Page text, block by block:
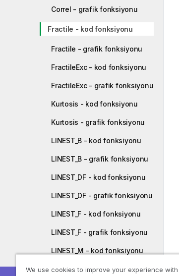
Correl - grafik fonksiyonu
Fractile - kod fonksiyonu
Fractile - grafik fonksiyonu
FractileExc - kod fonksiyonu
FractileExc - grafik fonksiyonu
Kurtosis - kod fonksiyonu
Kurtosis - grafik fonksiyonu
LINEST_B - kod fonksiyonu
LINEST_B - grafik fonksiyonu
LINEST_DF - kod fonksiyonu
LINEST_DF - grafik fonksiyonu
LINEST_F - kod fonksiyonu
LINEST_F - grafik fonksiyonu
LINEST_M - kod fonksiyonu
LINEST_M - grafik fonksiyonu
We use cookies to improve your experience